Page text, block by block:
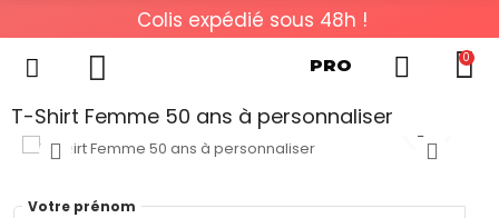
Colis expédié sous 48h !
PRO 0
T-Shirt Femme 50 ans à personnaliser
Votre prénom